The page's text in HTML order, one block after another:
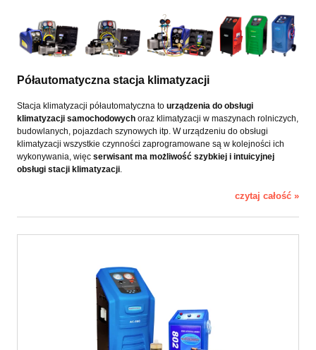
Półautomatyczna stacja klimatyzacji
Stacja klimatyzacji półautomatyczna to urządzenia do obsługi
klimatyzacji samochodowych oraz klimatyzacji w maszynach rolniczych,
budowlanych, pojazdach szynowych itp. W urządzeniu do obsługi
klimatyzacji wszystkie czynności zaprogramowane są w kolejności ich
wykonywania, więc serwisant ma możliwość szybkiej i intuicyjnej
obsługi stacji klimatyzacji.
czytaj całość »